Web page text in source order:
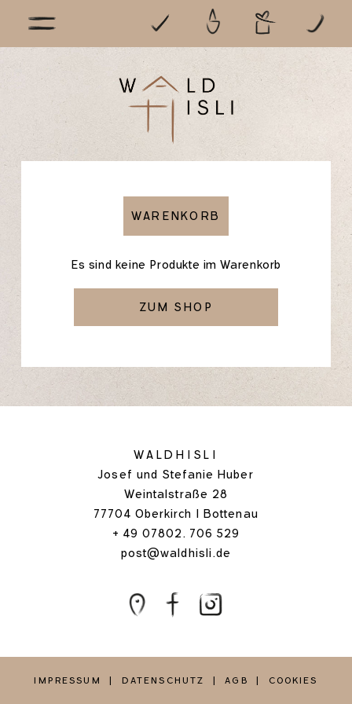
WARENKORB
Es sind keine Produkte im Warenkorb
ZUM SHOP
WALDHISLI
Josef und Stefanie Huber
Weintalstraße 28
77704 Oberkirch I Bottenau
+ 49 07802. 706 529
post@waldhisli.de
IMPRESSUM | DATENSCHUTZ |AGB | COOKIES